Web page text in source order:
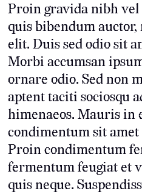
Proin gravida nibh
quis bibendum
elit. Duis sed odio sit
Morbi accumsan
ornare odio. Sed non
aptent taciti sociosqu
himenaeos. Mauris in
condimentum sit amet
Proin condimentum
fermentum feugiat et
quis neque.